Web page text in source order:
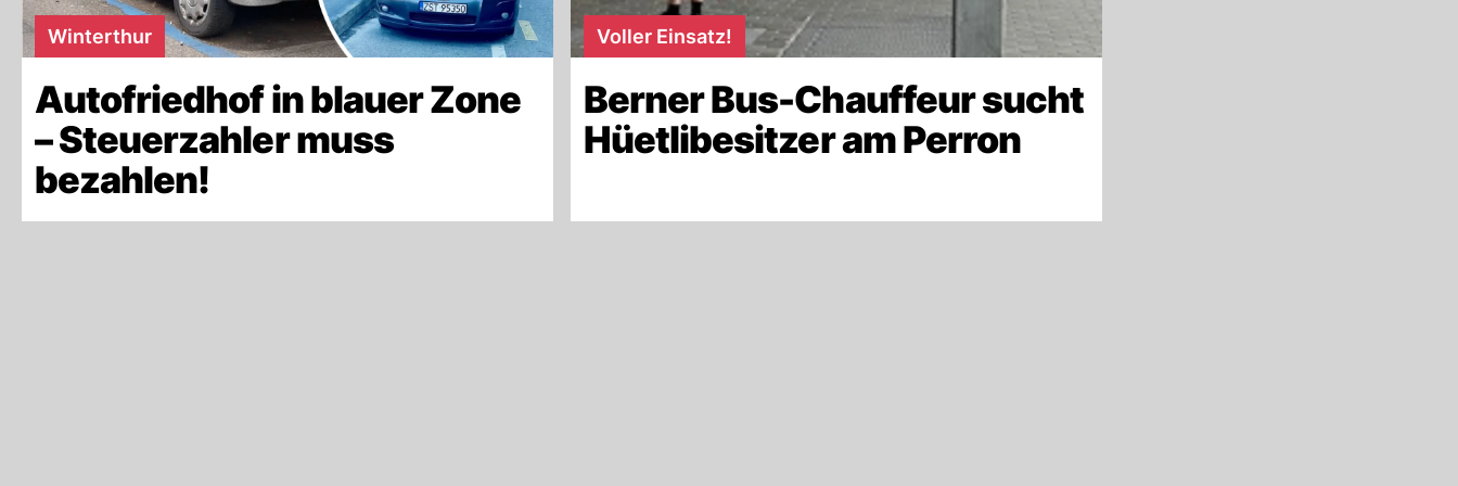
Winterthur
Autofriedhof in blauer Zone
– Steuerzahler muss
bezahlen!
Voller Einsatz!
Berner Bus-Chauffeur sucht
Hüetlibesitzer am Perron